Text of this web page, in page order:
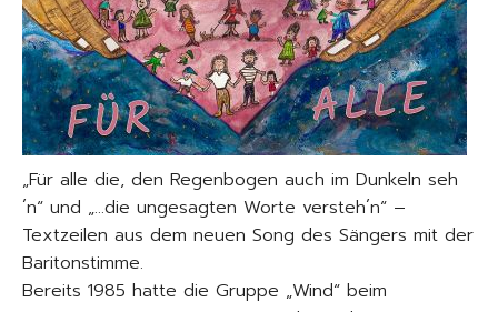
„Für alle die, den Regenbogen auch im Dunkeln seh
´n“ und „…die ungesagten Worte versteh´n“ –
Textzeilen aus dem neuen Song des Sängers mit der
Baritonstimme.
Bereits 1985 hatte die Gruppe „Wind“ beim